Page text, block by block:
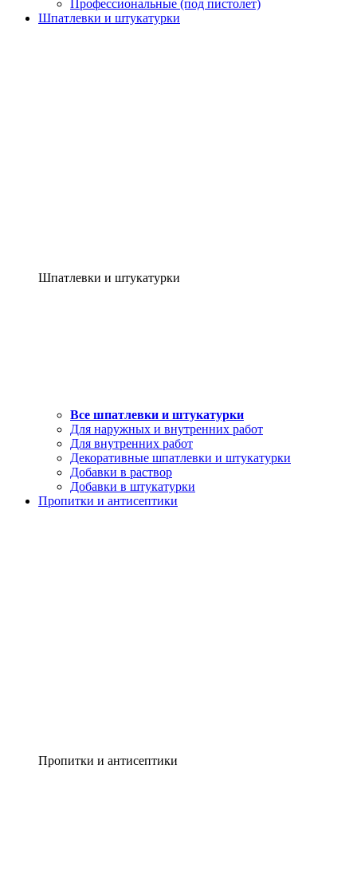
Профессиональные (под пистолет)
Шпатлевки и штукатурки
Шпатлевки и штукатурки
Все шпатлевки и штукатурки
Для наружных и внутренних работ
Для внутренних работ
Декоративные шпатлевки и штукатурки
Добавки в раствор
Добавки в штукатурки
Пропитки и антисептики
Пропитки и антисептики